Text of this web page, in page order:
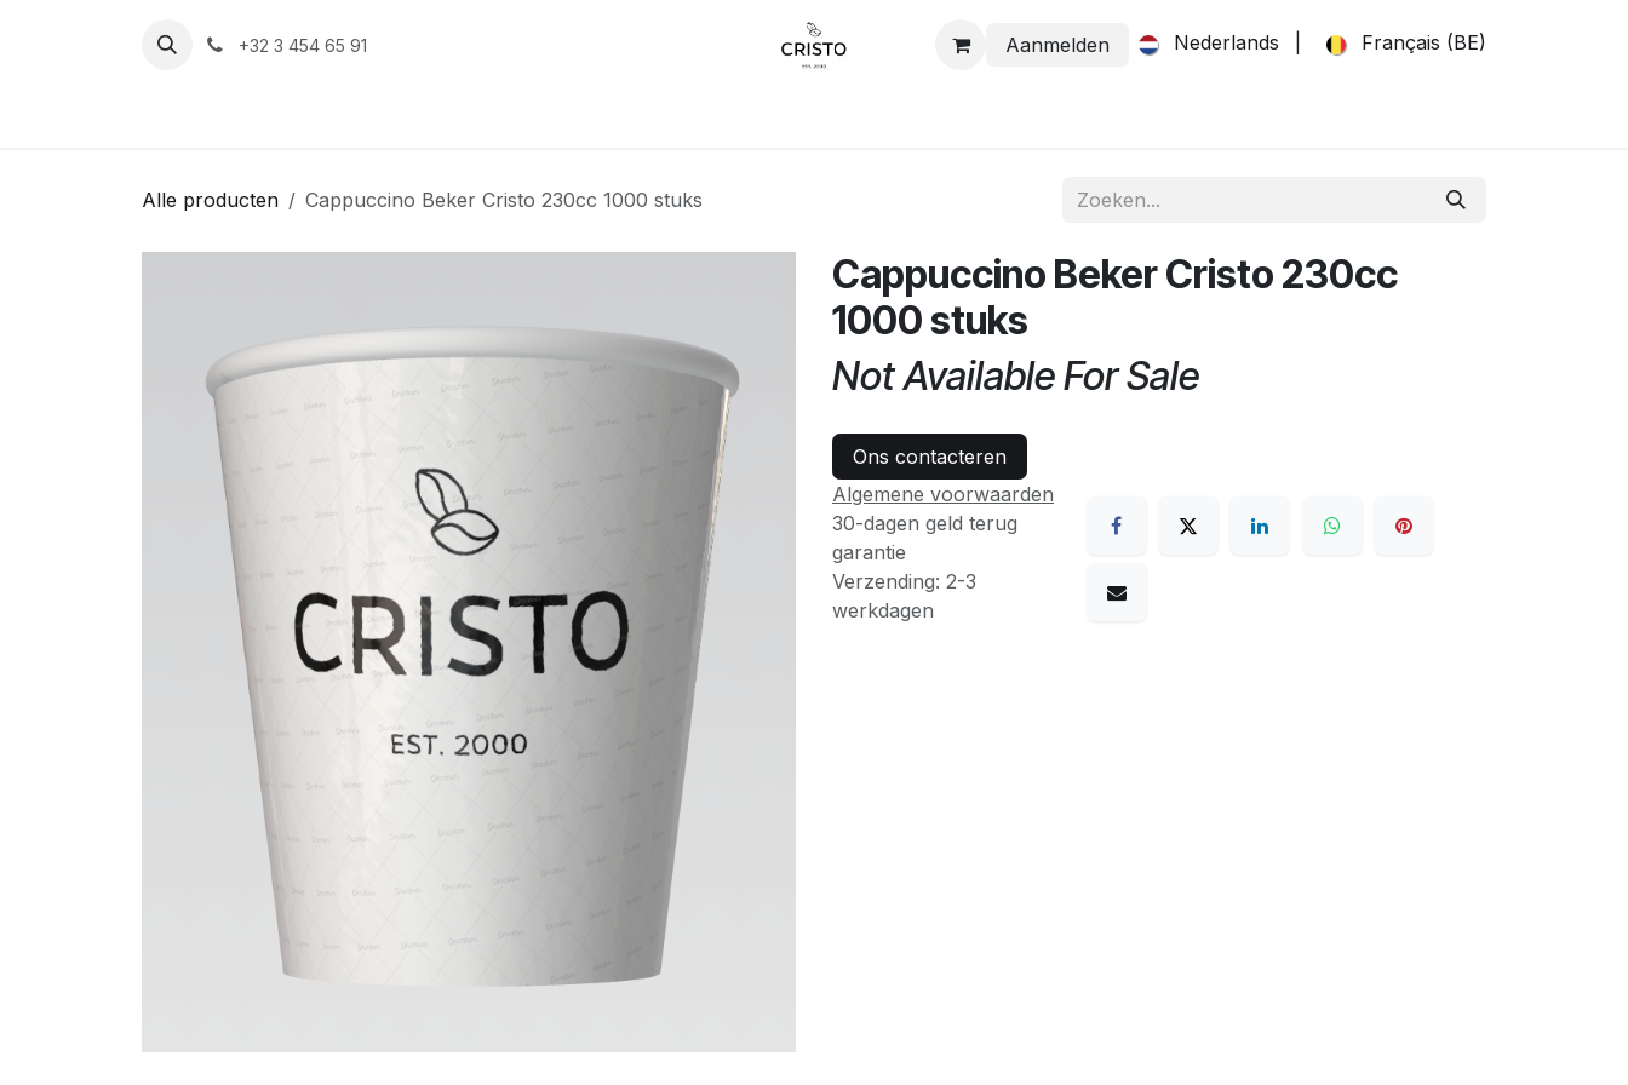
+32 3 454 65 91‬ Aanmelden Nederlands Français (BE)
Alle producten Cappuccino Beker Cristo 230cc 1000 stuks
Cappuccino Beker Cristo 230cc
1000 stuks
Not Available For Sale
Ons contacteren
Algemene voorwaarden
30-dagen geld terug
garantie
Verzending: 2-3
werkdagen